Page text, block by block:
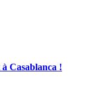
Casablanca !